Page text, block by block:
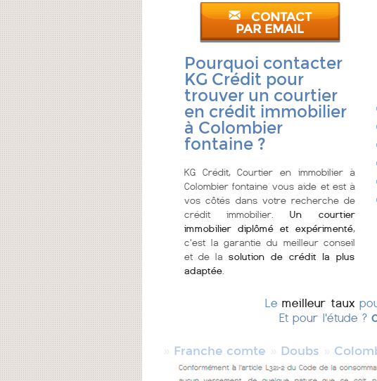
CONTACT
PAR EMAIL
Pourquoi contacter
KG Crédit pour
trouver un courtier
en crédit immobilier
à Colombier
fontaine ?
KG Crédit, Courtier en immobilier à
Colombier fontaine vous aide et est à
vos côtés dans votre recherche de
crédit immobilier.Un courtier
immobilier diplômé et expérimenté,
c'est la garantie du meilleur conseil
et de la solution de crédit la plus
adaptée
Le meilleur taux
Et pour l'étude ?
Franche comte Doubs